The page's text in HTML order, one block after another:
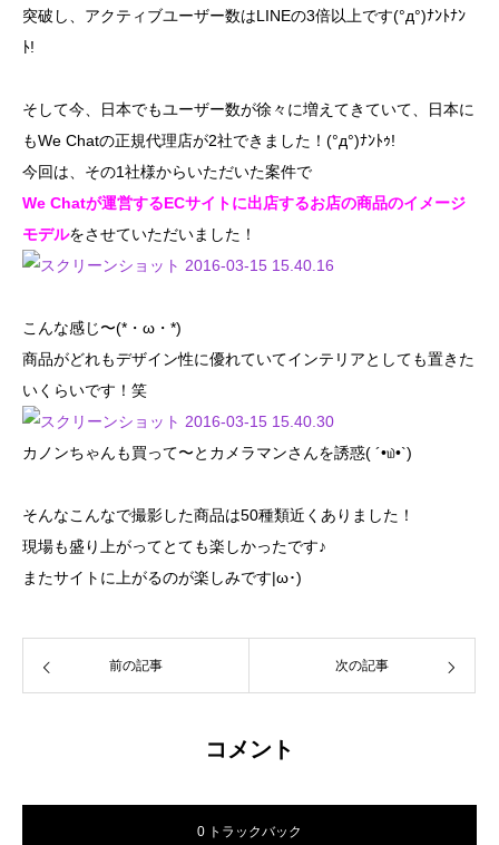
突破し、アクティブユーザー数はLINEの3倍以上です(°д°)ﾅﾝﾄﾅﾝ
ﾄ!
そして今、日本でもユーザー数が徐々に増えてきていて、日本に
もWe Chatの正規代理店が2社できました！(°д°)ﾅﾝﾄｩ!
今回は、その1社様からいただいた案件で
We Chatが運営するECサイトに出店するお店の商品のイメージ
モデルをさせていただいました！
こんな感じ〜(*・ω・*)
商品がどれもデザイン性に優れていてインテリアとしても置きた
いくらいです！笑
カノンちゃんも買って〜とカメラマンさんを誘惑( ´•௰•`)
そんなこんなで撮影した商品は50種類近くありました！
現場も盛り上がってとても楽しかったです♪
またサイトに上がるのが楽しみです|ω･)
前の記事 次の記事
コメント
0 トラックバック